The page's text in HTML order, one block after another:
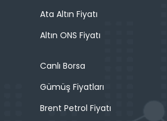
Ata Altın Fiyatı
Altın ONS Fiyatı
Canlı Borsa
Gümüş Fiyatları
Brent Petrol Fiyatı